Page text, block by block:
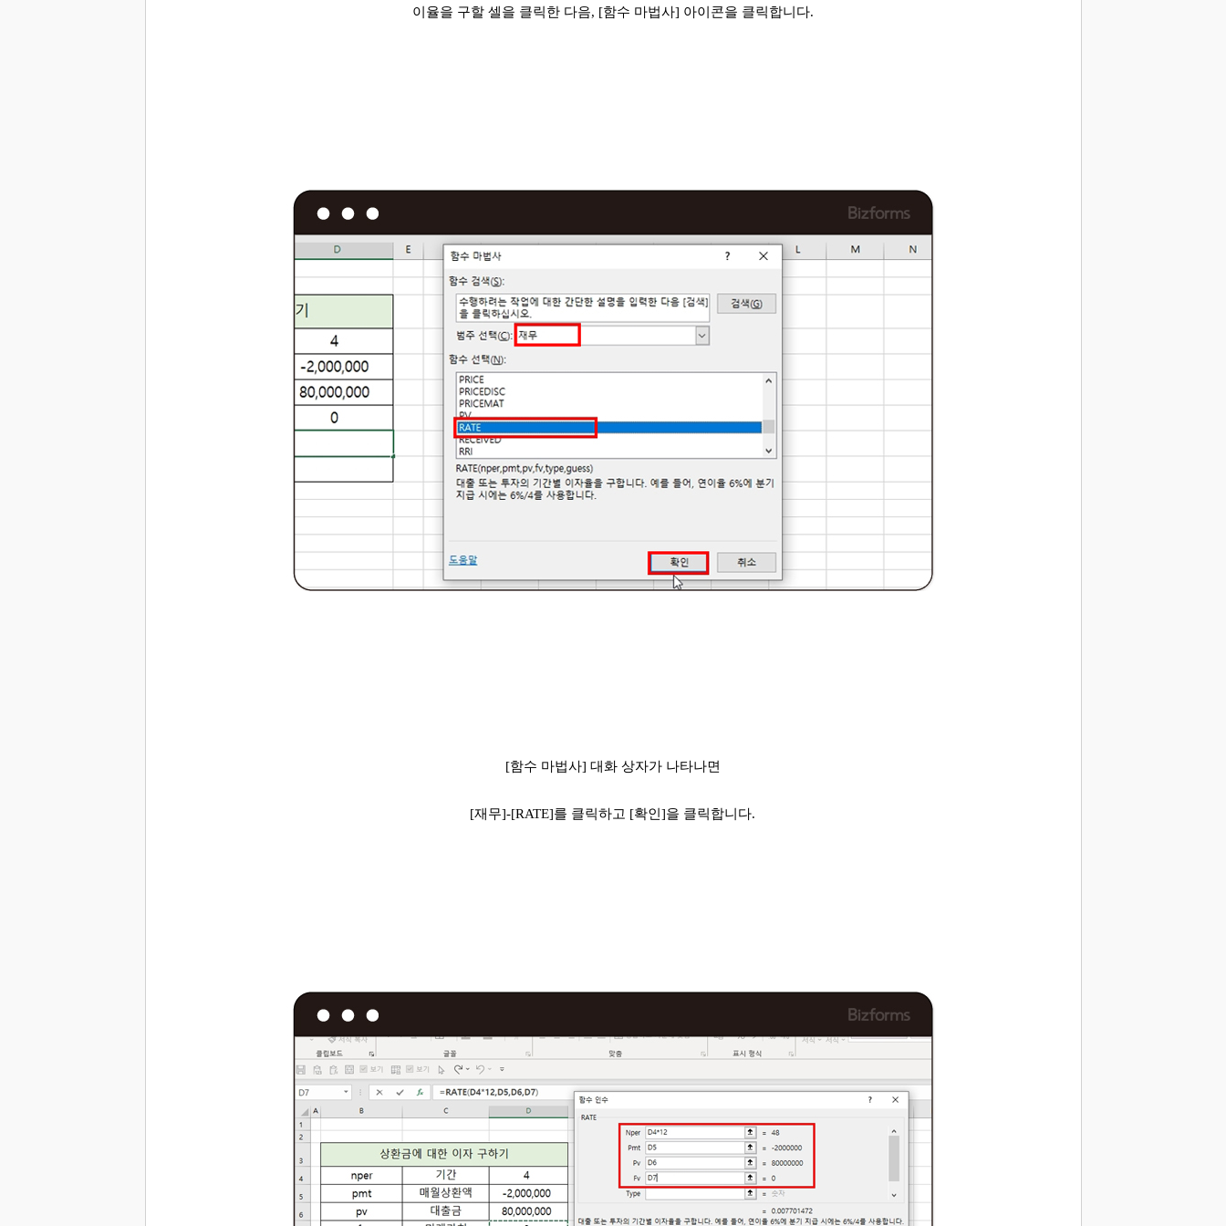
이율을 구할 셀을 클릭한 다음, [함수 마법사] 아이콘을 클릭합니다.
[함수 마법사] 대화 상자가 나타나면
[재무]-[RATE]를 클릭하고 [확인]을 클릭합니다.